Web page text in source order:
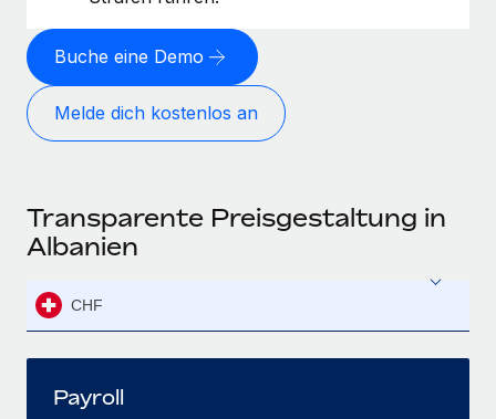
Buche eine Demo
Melde dich kostenlos an
Transparente Preisgestaltung in
Albanien
CHF
Payroll